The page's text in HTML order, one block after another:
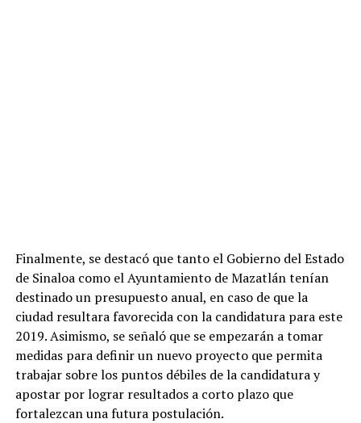
Finalmente, se destacó que tanto el Gobierno del Estado
de Sinaloa como el Ayuntamiento de Mazatlán tenían
destinado un presupuesto anual, en caso de que la
ciudad resultara favorecida con la candidatura para este
2019. Asimismo, se señaló que se empezarán a tomar
medidas para definir un nuevo proyecto que permita
trabajar sobre los puntos débiles de la candidatura y
apostar por lograr resultados a corto plazo que
fortalezcan una futura postulación.